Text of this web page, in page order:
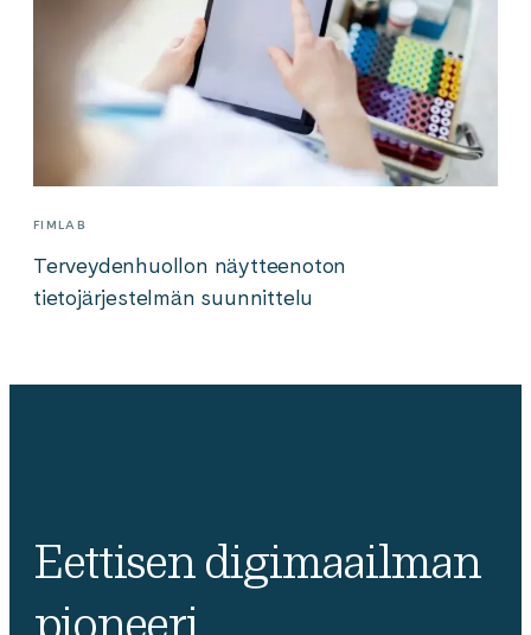
FIMLAB
Terveydenhuollon näytteenoton
tietojärjestelmän suunnittelu
Eettisen digimaailman
pioneeri